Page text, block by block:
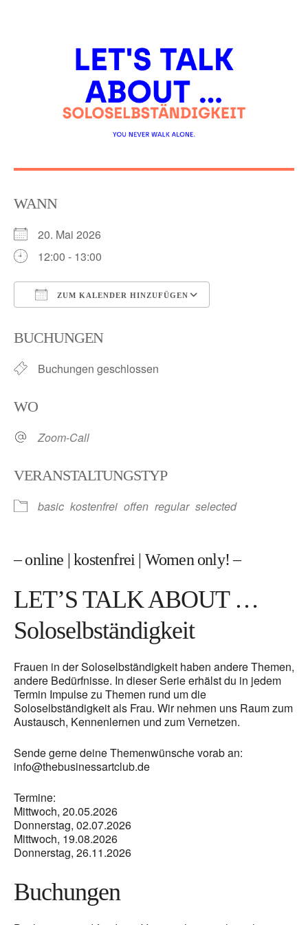
WANN
20. Mai 2026
12:00 - 13:00
ZUM KALENDER HINZUFÜGEN
BUCHUNGEN
Buchungen geschlossen
WO
Zoom-Call
VERANSTALTUNGSTYP
basic kostenfrei offen regular selected
– online | kostenfrei | Women only! –
LET’S TALK ABOUT …
Soloselbständigkeit
Frauen in der Soloselbständigkeit haben andere Themen,
andere Bedürfnisse. In dieser Serie erhälst du in jedem
Termin Impulse zu Themen rund um die
Soloselbständigkeit als Frau. Wir nehmen uns Raum zum
Austausch, Kennenlernen und zum Vernetzen.
Sende gerne deine Themenwünsche vorab an:
info@thebusinessartclub.de
Termine:
Mittwoch, 20.05.2026
Donnerstag, 02.07.2026
Mittwoch, 19.08.2026
Donnerstag, 26.11.2026
Buchungen